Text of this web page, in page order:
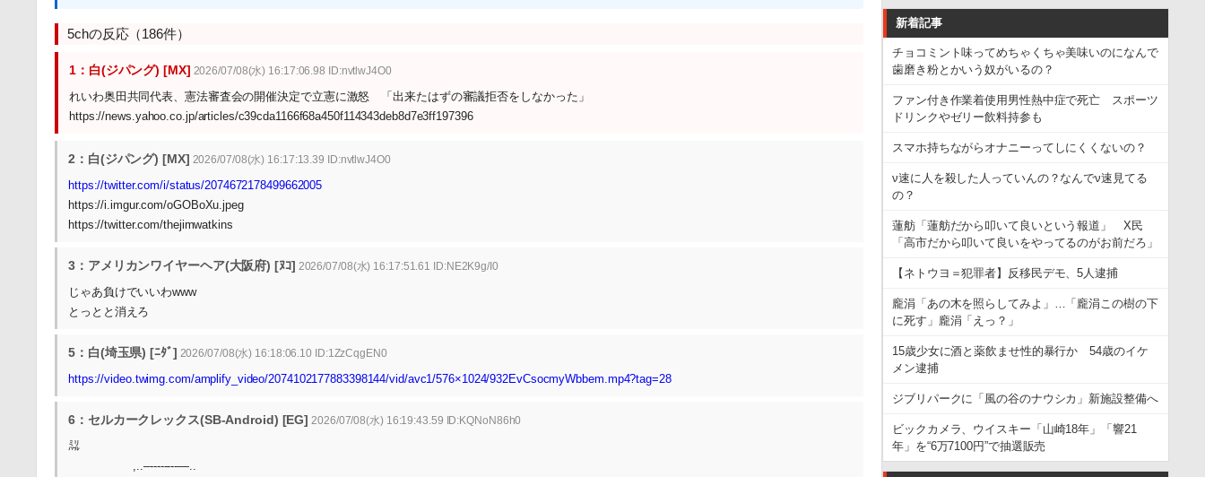
5chの反応（186件）
1：白(ジパング) [MX] 2026/07/08(水) 16:17:06.98 ID:nvtlwJ4O0
れいわ奥田共同代表、憲法審査会の開催決定で立憲に激怒 「出来たはずの審議拒否をしなかった」
https://news.yahoo.co.jp/articles/c39cda1166f68a450f114343deb8d7e3ff197396
2：白(ジパング) [MX] 2026/07/08(水) 16:17:13.39 ID:nvtlwJ4O0
https://twitter.com/i/status/2074672178499662005
https://i.imgur.com/oGOBoXu.jpeg
https://twitter.com/thejimwatkins
3：アメリカンワイヤーヘア(大阪府) [ﾇｺ] 2026/07/08(水) 16:17:51.61 ID:NE2K9g/I0
じゃあ負けでいいわwww
とっとと消えろ
5：白(埼玉県) [ﾆﾀﾞ] 2026/07/08(水) 16:18:06.10 ID:1ZzCqgEN0
https://video.twimg.com/amplify_video/2074102177883398144/vid/avc1/576×1024/932EvCsocmyWbbem.mp4?tag=28
6：セルカークレックス(SB-Android) [EG] 2026/07/08(水) 16:19:43.59 ID:KQNoN86h0
㍊
,..–‐‐‐‐‐‐‐‐—..
新着記事
チョコミント味ってめちゃくちゃ美味いのになんで
歯磨き粉とかいう奴がいるの？
ファン付き作業着使用男性熱中症で死亡 スポーツ
ドリンクやゼリー飲料持参も
スマホ持ちながらオナニーってしにくくないの？
ν速に人を殺した人っていんの？なんでν速見てる
の？
蓮舫「蓮舫だから叩いて良いという報道」 X民
「高市だから叩いて良いをやってるのがお前だろ」
【ネトウヨ＝犯罪者】反移民デモ、5人逮捕
龐涓「あの木を照らしてみよ」…「龐涓この樹の下
に死す」龐涓「えっ？」
15歳少女に酒と薬飲ませ性的暴行か 54歳のイケ
メン逮捕
ジブリパークに「風の谷のナウシカ」新施設整備へ
ビックカメラ、ウイスキー「山崎18年」「響21
年」を“6万7100円”で抽選販売